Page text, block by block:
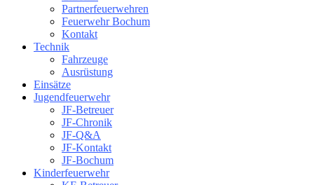
Partnerfeuerwehren
Feuerwehr Bochum
Kontakt
Technik
Fahrzeuge
Ausrüstung
Einsätze
Jugendfeuerwehr
JF-Betreuer
JF-Chronik
JF-Q&A
JF-Kontakt
JF-Bochum
Kinderfeuerwehr